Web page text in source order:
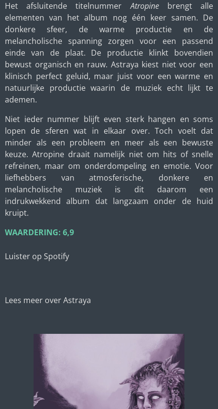
Het afsluitende titelnummerAtropinebrengt alle
elementen van het album nog één keer samen. De
donkere sfeer, de warme productie en de
melancholische spanning zorgen voor een passend
einde van de plaat. De productie klinkt bovendien
bewust organisch en rauw. Astraya kiest niet voor een
klinisch perfect geluid, maar juist voor een warme en
natuurlijke productie waarin de muziek echt lijkt te
ademen.
Niet ieder nummer blijft even sterk hangen en soms
lopen de sferen wat in elkaar over. Toch voelt dat
minder als een probleem en meer als een bewuste
keuze. Atropine draait namelijk niet om hits of snelle
refreinen, maar om onderdompeling en emotie. Voor
liefhebbers van atmosferische, donkere en
melancholische muziek is dit daarom een
indrukwekkend album dat langzaam onder de huid
kruipt.
WAARDERING: 6,9
Luister op Spotify
Lees meer over Astraya